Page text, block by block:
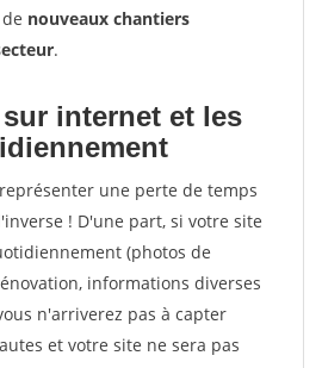
nouveaux chantiers
.
internet et les
une perte de temps
! D'une part, si votre site
(photos de
informations diverses
n'arriverez pas à capter
et votre site ne sera pas